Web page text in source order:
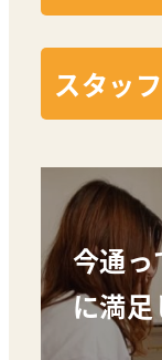
スタッフ
今通
に満